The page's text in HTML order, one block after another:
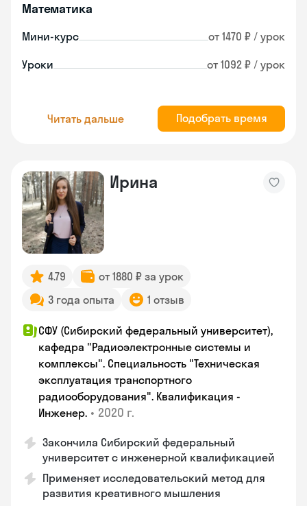
Математика
Мини-курс от 1470 ₽ / урок
Уроки от 1092 ₽ / урок
Читать дальше Подобрать время
Ирина
4.79
от 1880 ₽ за урок
3 года опыта
1 отзыв
СФУ (Сибирский федеральный университет),
кафедра "Радиоэлектронные системы и
комплексы". Специальность "Техническая
эксплуатация транспортного
радиооборудования". Квалификация -
Инженер. • 2020 г.
Закончила Сибирский федеральный
университет с инженерной квалификацией
Применяет исследовательский метод для
развития креативного мышления